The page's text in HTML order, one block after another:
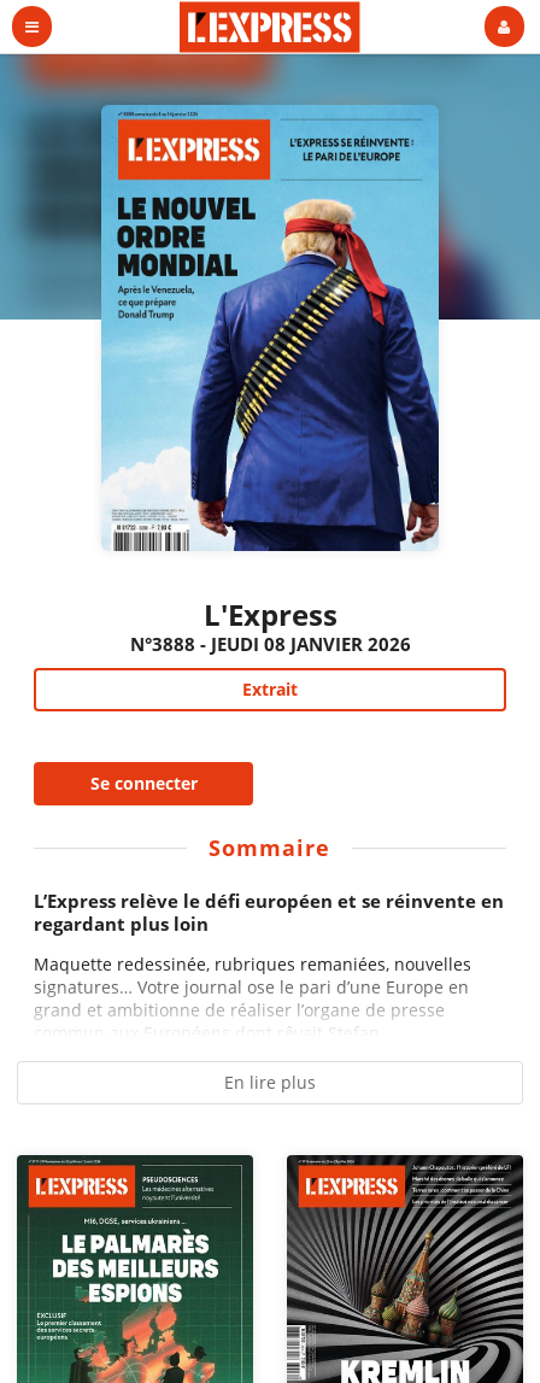
L'Express
N°3888 - JEUDI 08 JANVIER 2026
Extrait
Se connecter
Sommaire
L’Express relève le défi européen et se réinvente en
regardant plus loin
Maquette redessinée, rubriques remaniées, nouvelles
signatures… Votre journal ose le pari d’une Europe en
grand et ambitionne de réaliser l’organe de presse
commun aux Européens dont rêvait Stefan...
En lire plus